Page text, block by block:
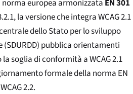
europea armonizzata EN 301
la versione che integra WCAG 2.1
dello Stato per lo sviluppo
pubblica orientamenti
soglia di conformità a WCAG 2.1
formale della norma EN
2.2.